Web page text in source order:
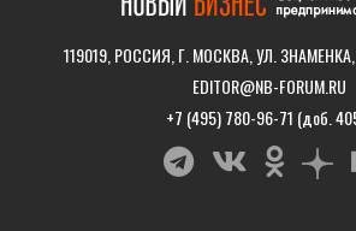
119019, РОССИЯ, Г. МОСКВА, УЛ.
EDITOR@NB-FORUM.RU
+7 (495) 780-96-71 (доб.